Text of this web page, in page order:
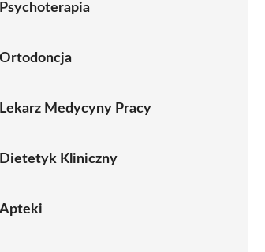
Psychoterapia
Ortodoncja
Lekarz Medycyny Pracy
Dietetyk Kliniczny
Apteki